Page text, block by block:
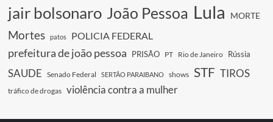
jair bolsonaro João Pessoa Lula MORTE
Mortes patos POLICIA FEDERAL
prefeitura de joão pessoa PRISÃO PT Rio de Janeiro Rússia
SAUDE Senado Federal SERTÃO PARAIBANO shows STF TIROS
tráfico de drogas violência contra a mulher